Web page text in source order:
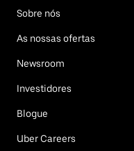
Sobre nós
As nossas ofertas
Newsroom
Investidores
Blogue
Uber Careers